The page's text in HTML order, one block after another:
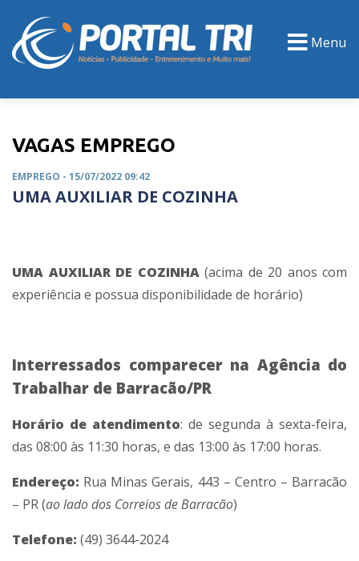
Menu
VAGAS EMPREGO
EMPREGO - 15/07/2022 09:42
UMA AUXILIAR DE COZINHA
UMA AUXILIAR DE COZINHA(acima de 20 anos com
experiência e possua disponibilidade de horário)
Interressados comparecer na Agência do
Trabalhar de Barracão/PR
Horário de atendimento: de segunda à sexta-feira,
das 08:00 às 11:30 horas, e das 13:00 às 17:00 horas.
Endereço: Rua Minas Gerais, 443 – Centro – Barracão
– PR (ao lado dos Correios de Barracão)
Telefone: (49) 3644-2024